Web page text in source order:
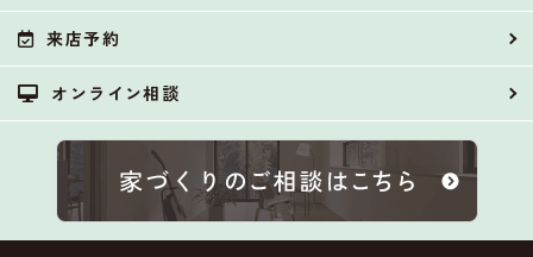
来店予約
オンライン相談